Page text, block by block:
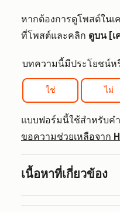
หากต้องการดูโพสต์ในเ
ที่โพสต์และคลิก ดูบน [เ
บทความนี้มีประโยชน์ห
ใช่ ไม่
แบบฟอร์มนี้ใช้สำหรับค
ขอความช่วยเหลือจาก
เนื้อหาที่เกี่ยวข้อง